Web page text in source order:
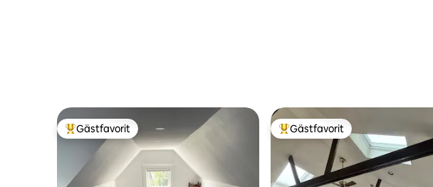
Populär gästfavorit
Gästfavorit Populär gästfavorit
Gästfavorit